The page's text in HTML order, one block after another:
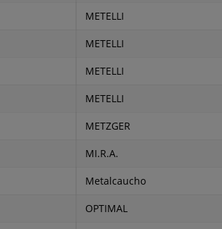
METELLI
METELLI
METELLI
METELLI
METZGER
MI.R.A.
Metalcaucho
OPTIMAL